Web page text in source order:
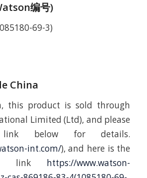
编号)
69-3)
China
this product is sold through
Limited (Ltd), and please
below for details.
int.com/), and here is the
link https://www.watson-